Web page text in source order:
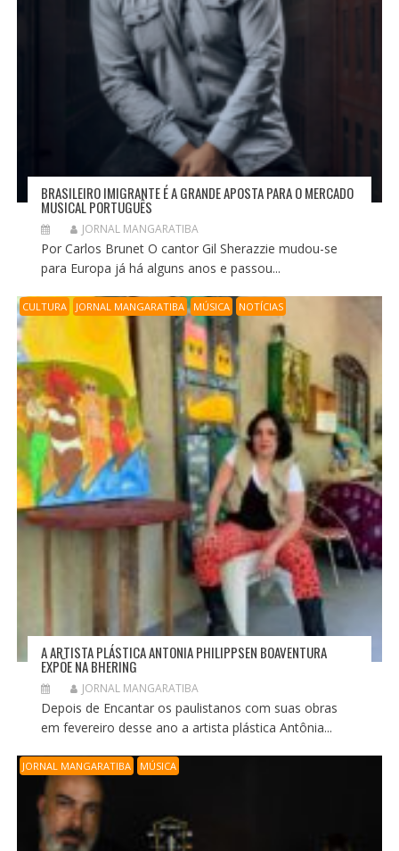
BRASILEIRO IMIGRANTE É A GRANDE APOSTA PARA O MERCADO
MUSICAL PORTUGUÊS
JORNAL MANGARATIBA
Por Carlos Brunet O cantor Gil Sherazzie mudou-se
para Europa já há alguns anos e passou...
CULTURA JORNAL MANGARATIBA MÚSICA NOTÍCIAS
A ARTISTA PLÁSTICA ANTONIA PHILIPPSEN BOAVENTURA
EXPÕE NA BHERING
JORNAL MANGARATIBA
Depois de Encantar os paulistanos com suas obras
em fevereiro desse ano a artista plástica Antônia...
JORNAL MANGARATIBA MÚSICA